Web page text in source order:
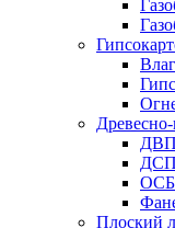
ДВП
ДСП
ОСБ
Плоский